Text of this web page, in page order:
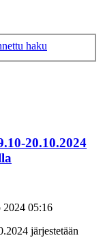
haku
20.10.2024
2024 05:16
järjestetään